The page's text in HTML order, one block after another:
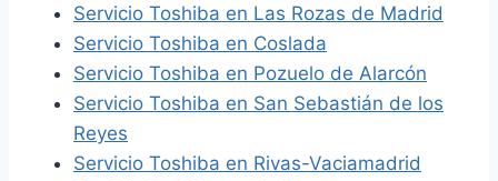
Servicio Toshiba en Las Rozas de Madrid
Servicio Toshiba en Coslada
Servicio Toshiba en Pozuelo de Alarcón
Servicio Toshiba en San Sebastián de los
Reyes
Servicio Toshiba en Rivas-Vaciamadrid